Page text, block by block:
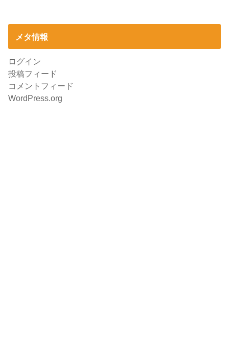
メタ情報
ログイン
投稿フィード
コメントフィード
WordPress.org